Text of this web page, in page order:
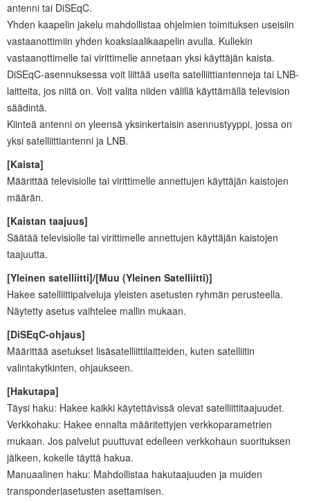
antenni tai DiSEqC.
Yhden kaapelin jakelu mahdollistaa ohjelmien toimituksen useisiin
vastaanottimiin yhden koaksiaalikaapelin avulla. Kullekin
vastaanottimelle tai virittimelle annetaan yksi käyttäjän kaista.
DiSEqC-asennuksessa voit liittää useita satelliittiantenneja tai LNB-
laitteita, jos niitä on. Voit valita niiden välillä käyttämällä television
säädintä.
Kiinteä antenni on yleensä yksinkertaisin asennustyyppi, jossa on
yksi satelliittiantenni ja LNB.
[Kaista]
Määrittää televisiolle tai virittimelle annettujen käyttäjän kaistojen
määrän.
[Kaistan taajuus]
Säätää televisiolle tai virittimelle annettujen käyttäjän kaistojen
taajuutta.
[Yleinen satelliitti]/[Muu (Yleinen Satelliitti)]
Hakee satelliittipalveluja yleisten asetusten ryhmän perusteella.
Näytetty asetus vaihtelee mallin mukaan.
[DiSEqC-ohjaus]
Määrittää asetukset lisäsatelliittilaitteiden, kuten satelliitin
valintakytkinten, ohjaukseen.
[Hakutapa]
Täysi haku: Hakee kaikki käytettävissä olevat satelliittitaajuudet.
Verkkohaku: Hakee ennalta määritettyjen verkkoparametrien
mukaan. Jos palvelut puuttuvat edelleen verkkohaun suorituksen
jälkeen, kokeile täyttä hakua.
Manuaalinen haku: Mahdollistaa hakutaajuuden ja muiden
transponderiasetusten asettamisen.